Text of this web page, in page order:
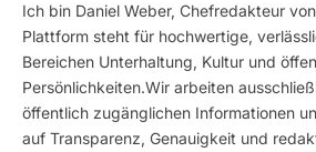
Ich bin Daniel Weber, Chefredakteur
Plattform steht für hochwertige,
Bereichen Unterhaltung, Kultur und
Persönlichkeiten.Wir arbeiten
öffentlich zugänglichen Informationen
auf Transparenz, Genauigkeit und